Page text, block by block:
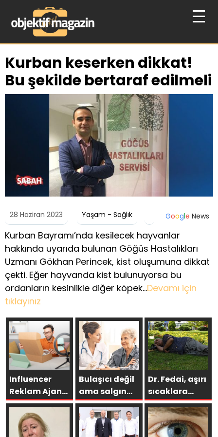
Kurban keserken dikkat!
Bu şekilde bertaraf edilmeli
28 Haziran 2023 Yaşam - Sağlık Google News
Kurban Bayramı’nda kesilecek hayvanlar
hakkında uyarıda bulunan Göğüs Hastalıkları
Uzmanı Gökhan Perincek, kist oluşumuna dikkat
çekti. Eğer hayvanda kist bulunuyorsa bu
ordanların kesinlikle diğer köpek…Devamı için
tıklayınız
Influencer
Reklam Ajansı
Seçerken
Neden Doğru
Ajans Hayati
Bulaşıcı değil
ama salgın
gibi yayılıyor!
Dr. Fedai, aşırı
sıcaklara
karşı kalp
hastalarını
uyardı